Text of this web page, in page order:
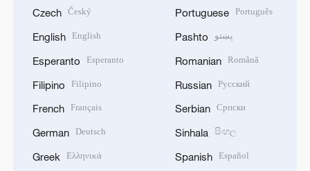
Czech Český
English English
Esperanto Esperanto
Filipino Filipino
French Français
German Deutsch
Greek Ελληνικά
Portuguese Português
Pashto پښتو
Romanian Română
Russian Русский
Serbian Српски
Sinhala සිංහල
Spanish Español